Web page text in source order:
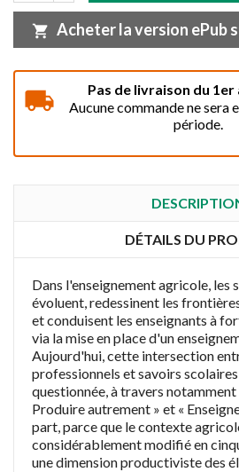
shopping_cart Acheter la version ePub
Pas de livraison du 1er
Aucune commande ne sera
période.
DÉTAILS DU
Dans l'enseignement agricole, les
évoluent, redessinent les
et conduisent les enseignants à
via la mise en place d'un
Aujourd'hui, cette intersection
professionnels et savoirs
questionnée, à travers notamment
Produire autrement » et «
part, parce que le contexte
considérablement modifié en
une dimension productiviste des